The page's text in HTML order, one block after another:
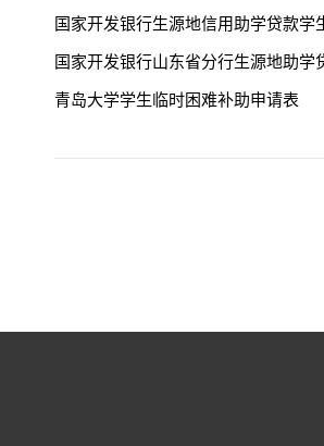
国家开发银行生源地信用助学贷款学
国家开发银行山东省分行生源地助学
青岛大学学生临时困难补助申请表